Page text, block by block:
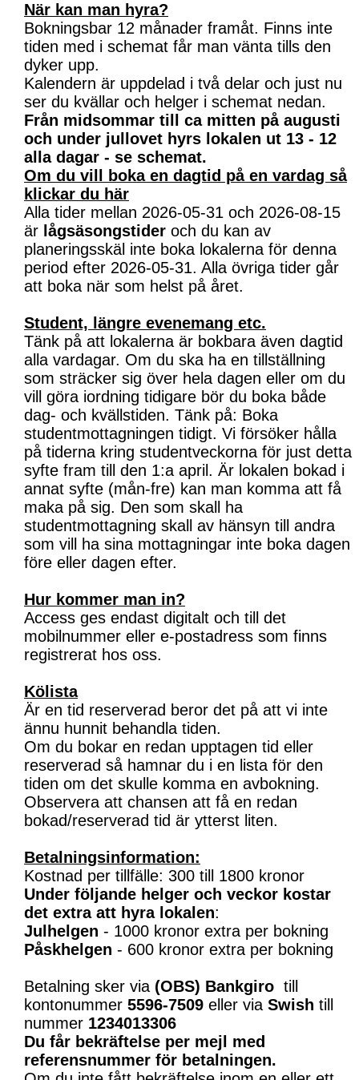
När kan man hyra?
Bokningsbar 12 månader framåt. Finns inte
tiden med i schemat får man vänta tills den
dyker upp.
Kalendern är uppdelad i två delar och just nu
ser du kvällar och helger i schemat nedan.
Från midsommar till ca mitten på augusti
och under jullovet hyrs lokalen ut 13 - 12
alla dagar - se schemat.
Om du vill boka en dagtid på en vardag så
klickar du här
Alla tider mellan 2026-05-31 och 2026-08-15
är lågsäsongstider och du kan av
planeringsskäl inte boka lokalerna för denna
period efter 2026-05-31. Alla övriga tider går
att boka när som helst på året.
Student, längre evenemang etc.
Tänk på att lokalerna är bokbara även dagtid
alla vardagar. Om du ska ha en tillställning
som sträcker sig över hela dagen eller om du
vill göra iordning tidigare bör du boka både
dag- och kvällstiden. Tänk på: Boka
studentmottagningen tidigt. Vi försöker hålla
på tiderna kring studentveckorna för just detta
syfte fram till den 1:a april. Är lokalen bokad i
annat syfte (mån-fre) kan man komma att få
maka på sig. Den som skall ha
studentmottagning skall av hänsyn till andra
som vill ha sina mottagningar inte boka dagen
före eller dagen efter.
Hur kommer man in?
Access ges endast digitalt och till det
mobilnummer eller e-postadress som finns
registrerat hos oss.
Kölista
Är en tid reserverad beror det på att vi inte
ännu hunnit behandla tiden.
Om du bokar en redan upptagen tid eller
reserverad så hamnar du i en lista för den
tiden om det skulle komma en avbokning.
Observera att chansen att få en redan
bokad/reserverad tid är ytterst liten.
Betalningsinformation:
Kostnad per tillfälle: 300 till 1800 kronor
Under följande helger och veckor kostar
det extra att hyra lokalen:
Julhelgen - 1000 kronor extra per bokning
Påskhelgen - 600 kronor extra per bokning
Betalning sker via (OBS) Bankgiro till
kontonummer 5596-7509 eller via Swish till
nummer 1234013306
Du får bekräftelse per mejl med
referensnummer för betalningen.